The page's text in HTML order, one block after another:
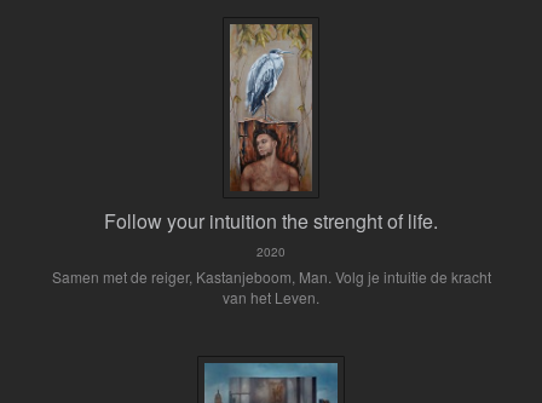
Follow your intuition the strenght of life.
2020
Samen met de reiger, Kastanjeboom, Man. Volg je intuitie de kracht
van het Leven.